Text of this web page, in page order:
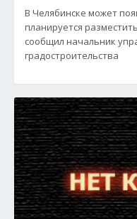
В Челябинске может
планируется
сообщил начальник
градостроительства